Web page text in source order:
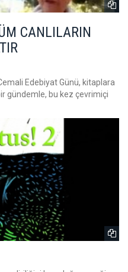
CANLILARIN
Edebiyat Günü, kitaplara
gündemle, bu kez çevrimiçi